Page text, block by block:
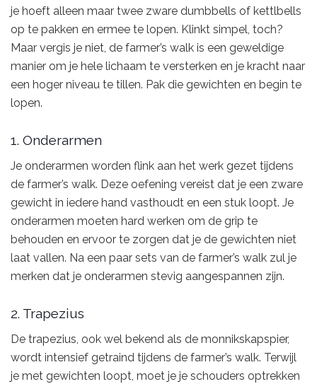
je hoeft alleen maar twee zware dumbbells of kettlbells
op te pakken en ermee te lopen. Klinkt simpel, toch?
Maar vergis je niet, de farmer’s walk is een geweldige
manier om je hele lichaam te versterken en je kracht naar
een hoger niveau te tillen. Pak die gewichten en begin te
lopen.
1. Onderarmen
Je onderarmen worden flink aan het werk gezet tijdens
de farmer’s walk. Deze oefening vereist dat je een zware
gewicht in iedere hand vasthoudt en een stuk loopt. Je
onderarmen moeten hard werken om de grip te
behouden en ervoor te zorgen dat je de gewichten niet
laat vallen. Na een paar sets van de farmer’s walk zul je
merken dat je onderarmen stevig aangespannen zijn.
2. Trapezius
De trapezius, ook wel bekend als de monnikskapspier,
wordt intensief getraind tijdens de farmer’s walk. Terwijl
je met gewichten loopt, moet je je schouders optrekken